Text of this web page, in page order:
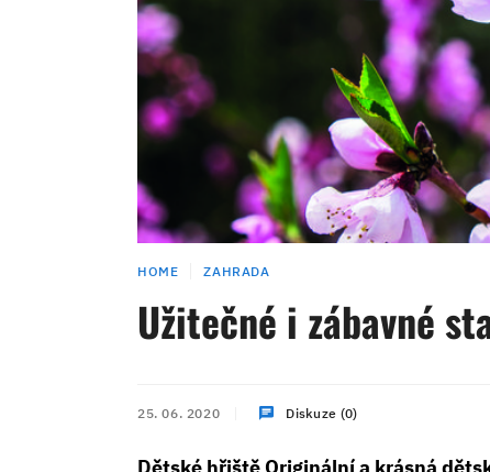
HOME ZAHRADA
Užitečné i zábavné
25. 06. 2020 Diskuze (0)